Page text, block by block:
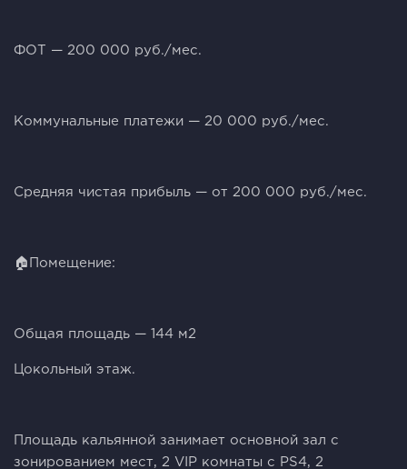
ФОТ — 200 000 руб./мес.
Коммунальные платежи — 20 000 руб./мес.
Средняя чистая прибыль — от 200 000 руб./мес.
🏠Помещение:
Общая площадь — 144 м2
Цокольный этаж.
Площадь кальянной занимает основной зал с
зонированием мест, 2 VIP комнаты с PS4, 2